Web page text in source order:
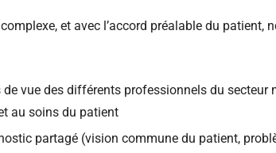
et avec l’accord préalable du
de vue des différents professionnels du
au soins du patient
partagé (vision commune du patient,